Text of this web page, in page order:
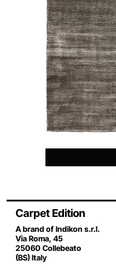
Carpet Edition
A brand of Indikon s.r.l.
Via Roma, 45
25060 Collebeato
(BS) Italy